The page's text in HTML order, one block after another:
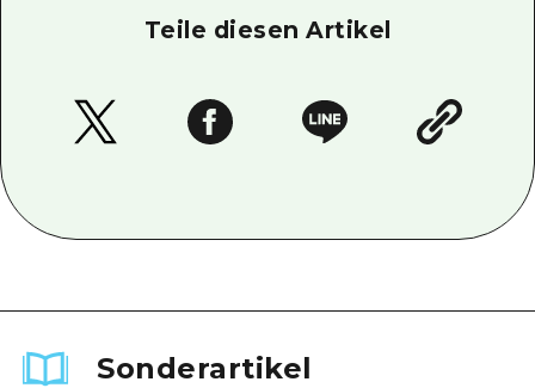
Teile diesen Artikel
Sonderartikel